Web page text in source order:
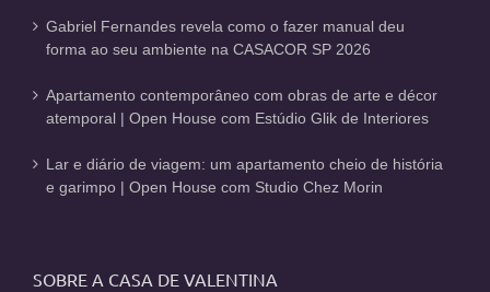
Gabriel Fernandes revela como o fazer manual deu
forma ao seu ambiente na CASACOR SP 2026
Apartamento contemporâneo com obras de arte e décor
atemporal | Open House com Estúdio Glik de Interiores
Lar e diário de viagem: um apartamento cheio de história
e garimpo | Open House com Studio Chez Morin
SOBRE A CASA DE VALENTINA